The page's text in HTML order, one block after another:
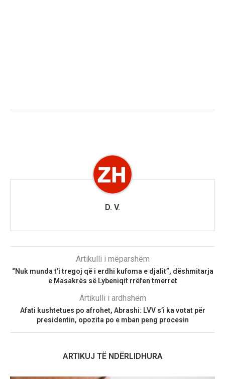
D. V.
Artikulli i mëparshëm
“Nuk munda t’i tregoj që i erdhi kufoma e djalit”, dëshmitarja
e Masakrës së Lybeniqit rrëfen tmerret
Artikulli i ardhshëm
Afati kushtetues po afrohet, Abrashi: LVV s’i ka votat për
presidentin, opozita po e mban peng procesin
ARTIKUJ TË NDËRLIDHURA